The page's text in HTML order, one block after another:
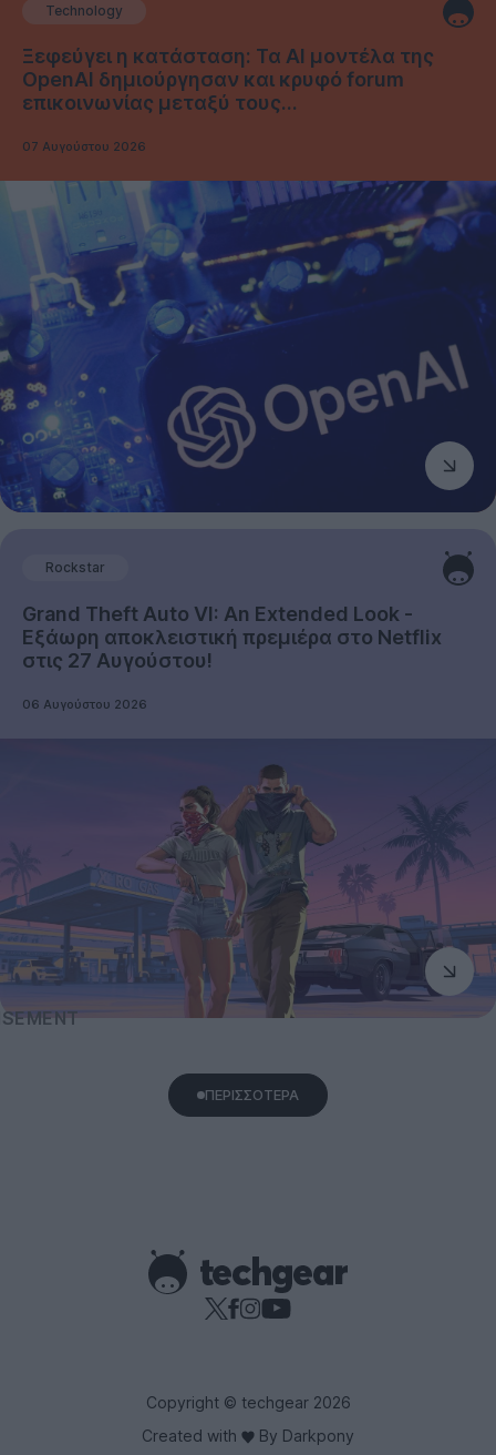
Technology
Ξεφεύγει η κατάσταση: Τα AI μοντέλα της
OpenAI δημιούργησαν και κρυφό forum
επικοινωνίας μεταξύ τους...
07 Αυγούστου 2026
Rockstar
Grand Theft Auto VI: An Extended Look -
Εξάωρη αποκλειστική πρεμιέρα στο Netflix
στις 27 Αυγούστου!
06 Αυγούστου 2026
ΠΕΡΙΣΣΟΤΕΡΑ
Copyright © techgear 2026
Created with
By Darkpony